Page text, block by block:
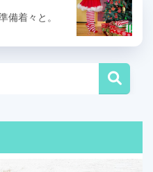
備着々と。